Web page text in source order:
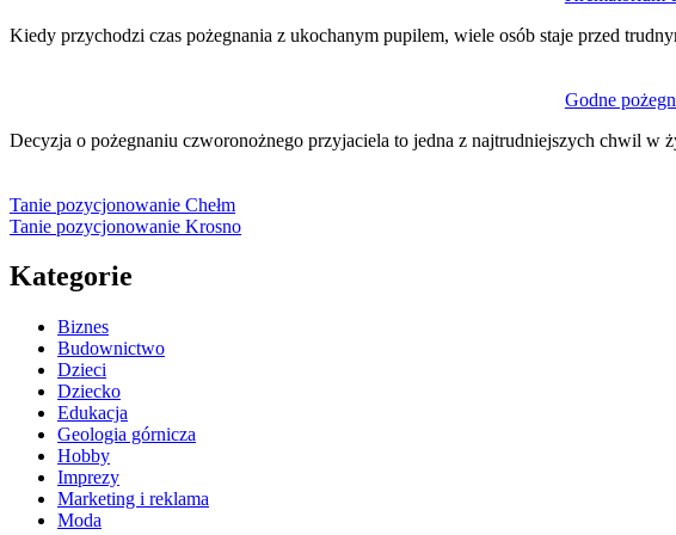
Kiedy przychodzi czas pożegnania z ukochanym pupilem, wiele osób staje przed
Godne
Decyzja o pożegnaniu czworonożnego przyjaciela to jedna z najtrudniejszych chwil w
Tanie pozycjonowanie Chełm
Tanie pozycjonowanie Krosno
Kategorie
Biznes
Budownictwo
Dzieci
Dziecko
Edukacja
Geologia górnicza
Hobby
Imprezy
Marketing i reklama
Moda